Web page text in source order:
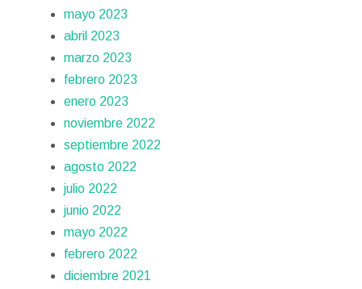
mayo 2023
abril 2023
marzo 2023
febrero 2023
enero 2023
noviembre 2022
septiembre 2022
agosto 2022
julio 2022
junio 2022
mayo 2022
febrero 2022
diciembre 2021